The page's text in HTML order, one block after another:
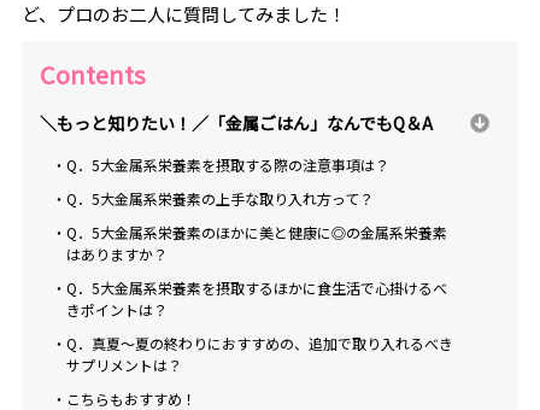
ど、プロのお二人に質問してみました！
Contents
＼もっと知りたい！／「金属ごはん」なんでもQ＆A
・Q．5大金属系栄養素を摂取する際の注意事項は？
・Q．5大金属系栄養素の上手な取り入れ方って？
・Q．5大金属系栄養素のほかに美と健康に◎の金属系栄養素
はありますか？
・Q．5大金属系栄養素を摂取するほかに食生活で心掛けるべ
きポイントは？
・Q．真夏〜夏の終わりにおすすめの、追加で取り入れるべき
サプリメントは？
・こちらもおすすめ！